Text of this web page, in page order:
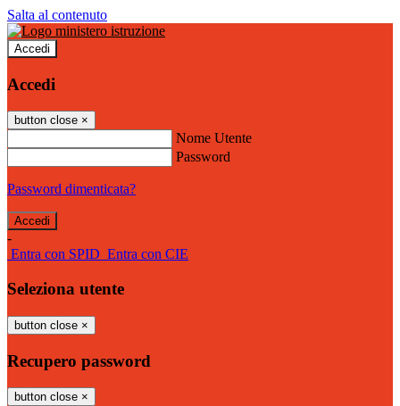
Salta al contenuto
Accedi
Accedi
button close ×
Nome Utente
Password
Password dimenticata?
-
Entra con SPID Entra con CIE
Seleziona utente
button close ×
Recupero password
button close ×